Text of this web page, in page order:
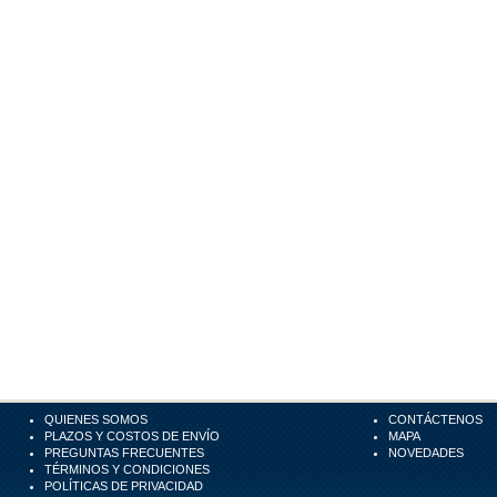
QUIENES SOMOS
PLAZOS Y COSTOS DE ENVÍO
PREGUNTAS FRECUENTES
TÉRMINOS Y CONDICIONES
POLÍTICAS DE PRIVACIDAD
CONTÁCTENOS
MAPA
NOVEDADES